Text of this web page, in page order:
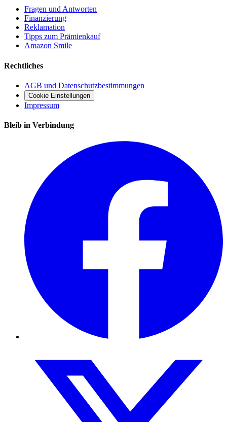
Fragen und Antworten
Finanzierung
Reklamation
Tipps zum Prämienkauf
Amazon Smile
Rechtliches
AGB und Datenschutzbestimmungen
Cookie Einstellungen
Impressum
Bleib in Verbindung